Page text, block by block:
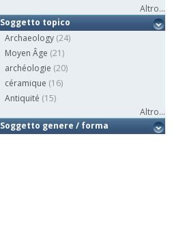
Altro...
Soggetto topico
Archaeology (24)
Moyen Âge (21)
archéologie (20)
céramique (16)
Antiquité (15)
Altro...
Soggetto genere / forma